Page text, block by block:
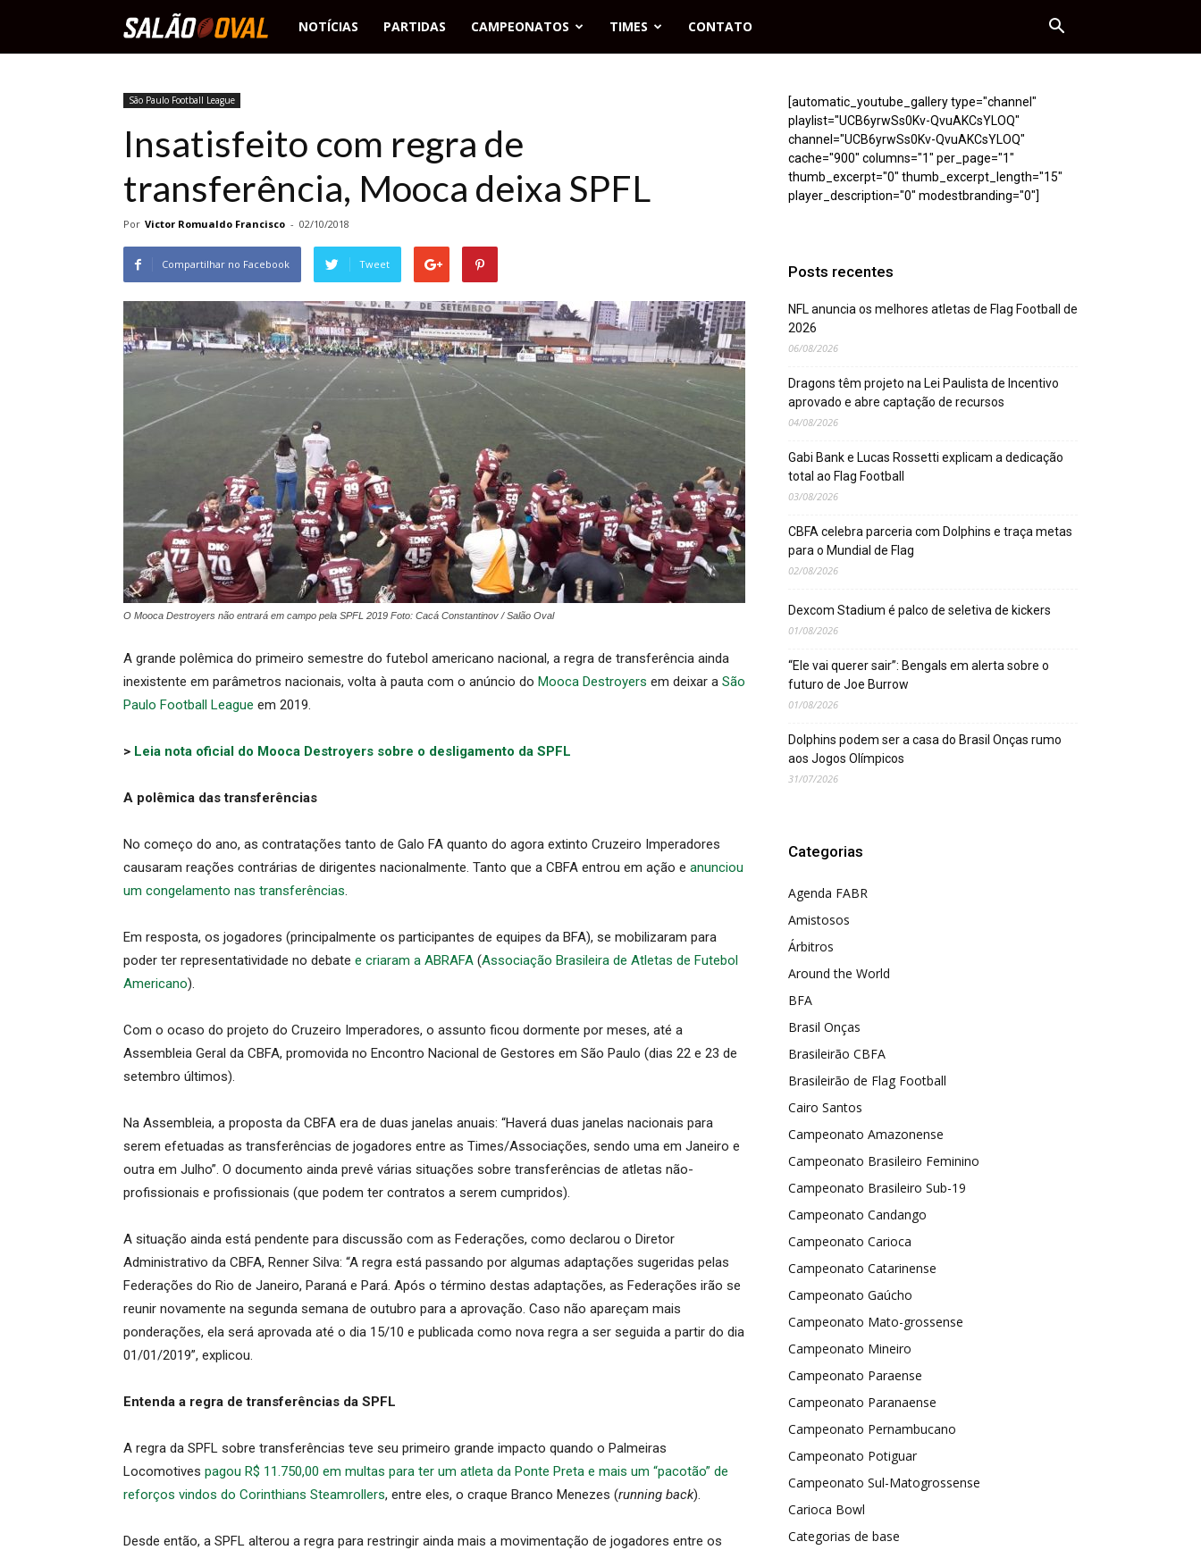
Salão
NOTÍCIAS PARTIDAS CAMPEONATOS TIMES CONTATO
São Paulo Football League
Insatisfeito com regra de
transferência, Mooca deixa SPFL
Por Victor Romualdo Francisco - 02/10/2018
Compartilhar no Facebook Tweet
O Mooca Destroyers não entrará em campo pela SPFL 2019 Foto: Cacá Constantinov / Salão Oval
A grande polêmica do primeiro semestre do futebol americano nacional, a regra de transferência ainda
inexistente em parâmetros nacionais, volta à pauta com o anúncio do Mooca Destroyers em deixar a São
Paulo Football League em 2019.
> Leia nota oficial do Mooca Destroyers sobre o desligamento da SPFL
A polêmica das transferências
No começo do ano, as contratações tanto de Galo FA quanto do agora extinto Cruzeiro Imperadores
causaram reações contrárias de dirigentes nacionalmente. Tanto que a CBFA entrou em ação e anunciou
um congelamento nas transferências.
Em resposta, os jogadores (principalmente os participantes de equipes da BFA), se mobilizaram para
poder ter representatividade no debate e criaram a ABRAFA (Associação Brasileira de Atletas de Futebol
Americano).
Com o ocaso do projeto do Cruzeiro Imperadores, o assunto ficou dormente por meses, até a
Assembleia Geral da CBFA, promovida no Encontro Nacional de Gestores em São Paulo (dias 22 e 23 de
setembro últimos).
Na Assembleia, a proposta da CBFA era de duas janelas anuais: “Haverá duas janelas nacionais para
serem efetuadas as transferências de jogadores entre as Times/Associações, sendo uma em Janeiro e
outra em Julho”. O documento ainda prevê várias situações sobre transferências de atletas não-
profissionais e profissionais (que podem ter contratos a serem cumpridos).
A situação ainda está pendente para discussão com as Federações, como declarou o Diretor
Administrativo da CBFA, Renner Silva: “A regra está passando por algumas adaptações sugeridas pelas
Federações do Rio de Janeiro, Paraná e Pará. Após o término destas adaptações, as Federações irão se
reunir novamente na segunda semana de outubro para a aprovação. Caso não apareçam mais
ponderações, ela será aprovada até o dia 15/10 e publicada como nova regra a ser seguida a partir do dia
01/01/2019”, explicou.
Entenda a regra de transferências da SPFL
A regra da SPFL sobre transferências teve seu primeiro grande impacto quando o Palmeiras
Locomotives pagou R$ 11.750,00 em multas para ter um atleta da Ponte Preta e mais um “pacotão” de
reforços vindos do Corinthians Steamrollers, entre eles, o craque Branco Menezes (running back).
Desde então, a SPFL alterou a regra para restringir ainda mais a movimentação de jogadores entre os
[automatic_youtube_gallery type="channel"
playlist="UCB6yrwSs0Kv-QvuAKCsYLOQ"
channel="UCB6yrwSs0Kv-QvuAKCsYLOQ"
cache="900" columns="1" per_page="1"
thumb_excerpt="0" thumb_excerpt_length="15"
player_description="0" modestbranding="0"]
Posts recentes
NFL anuncia os melhores atletas de Flag Football de
2026
06/08/2026
Dragons têm projeto na Lei Paulista de Incentivo
aprovado e abre captação de recursos
04/08/2026
Gabi Bank e Lucas Rossetti explicam a dedicação
total ao Flag Football
03/08/2026
CBFA celebra parceria com Dolphins e traça metas
para o Mundial de Flag
02/08/2026
Dexcom Stadium é palco de seletiva de kickers
01/08/2026
“Ele vai querer sair”: Bengals em alerta sobre o
futuro de Joe Burrow
01/08/2026
Dolphins podem ser a casa do Brasil Onças rumo
aos Jogos Olímpicos
31/07/2026
Categorias
Agenda FABR
Amistosos
Árbitros
Around the World
BFA
Brasil Onças
Brasileirão CBFA
Brasileirão de Flag Football
Cairo Santos
Campeonato Amazonense
Campeonato Brasileiro Feminino
Campeonato Brasileiro Sub-19
Campeonato Candango
Campeonato Carioca
Campeonato Catarinense
Campeonato Gaúcho
Campeonato Mato-grossense
Campeonato Mineiro
Campeonato Paraense
Campeonato Paranaense
Campeonato Pernambucano
Campeonato Potiguar
Campeonato Sul-Matogrossense
Carioca Bowl
Categorias de base